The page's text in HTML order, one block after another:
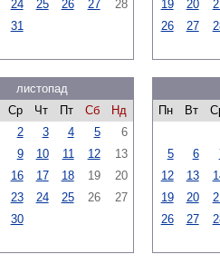
24 25 26 27
28
31
19
20
26
27
листопад
Ср Чт Пт Сб
Нд
2 3 4 5
6
9 10 11 12
13
16 17 18 19
20
23 24 25 26
27
30
Пн
Вт
5
6
12
13
19
20
26
27